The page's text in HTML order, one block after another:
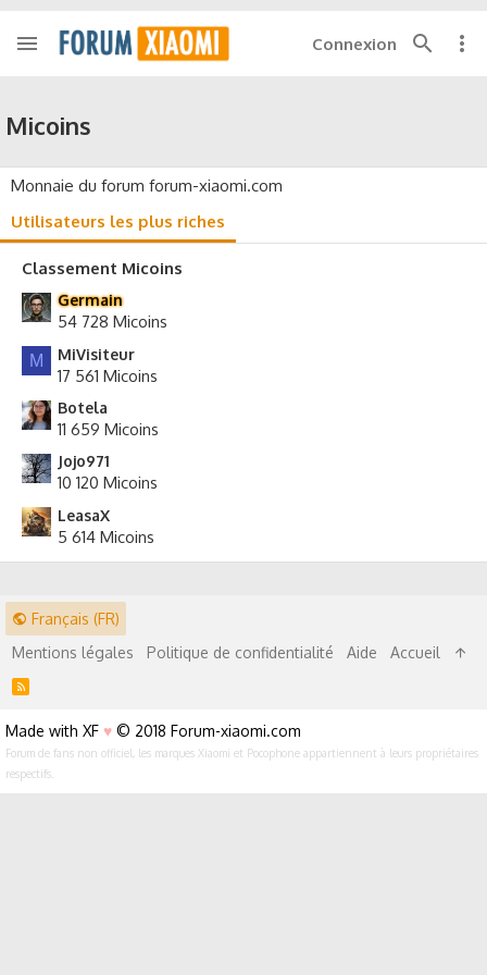
Connexion
Micoins
Monnaie du forum forum-xiaomi.com
Utilisateurs les plus riches
Classement Micoins
Germain
54 728 Micoins
M MiVisiteur
17 561 Micoins
Botela
11 659 Micoins
Jojo971
10 120 Micoins
LeasaX
5 614 Micoins
Français (FR)
Mentions légales
Politique de confidentialité Aide Accueil
R
Made with XF ♥ © 2018 Forum-xiaomi.com
Forum de fans non officiel, les marques Xiaomi et Pocophone appartiennent à leurs propriétaires
respectifs.